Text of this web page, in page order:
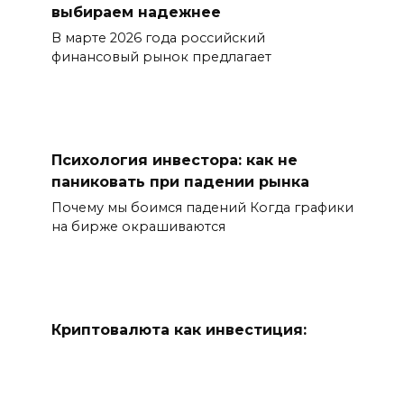
выбираем надежнее
В марте 2026 года российский
финансовый рынок предлагает
Психология инвестора: как не
паниковать при падении рынка
Почему мы боимся падений Когда графики
на бирже окрашиваются
Криптовалюта как инвестиция: